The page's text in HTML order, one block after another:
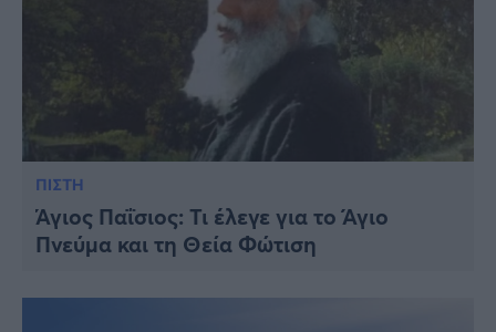
ΠΙΣΤΗ
Άγιος Παΐσιος: Τι έλεγε για το Άγιο
Πνεύμα και τη Θεία Φώτιση